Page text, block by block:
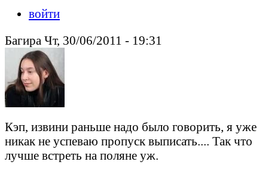
войти
Багира Чт, 30/06/2011 - 19:31
Кэп, извини раньше надо было говорить, я уже
никак не успеваю пропуск выписать.... Так что
лучше встреть на поляне уж.